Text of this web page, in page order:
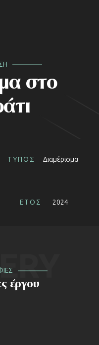
στο
ΤΥΠΟΣ Διαμέρισμα
ΕΤΟΣ 2024
έργου